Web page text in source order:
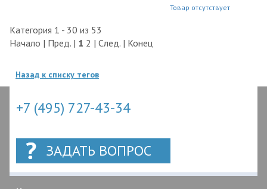
Товар отсутствует
Категория 1 - 30 из 53
Начало | Пред. | 1 2 | След. | Конец
Назад к списку тегов
+7 (495) 727-43-34
ЗАДАТЬ ВОПРОС